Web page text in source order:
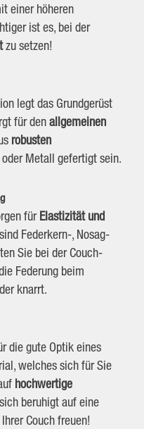
einer höheren
ist es, bei der
zu setzen!
legt das Grundgerüst
für denallgemeinen
robusten
Metall gefertigt sein.
fürElastizität und
Federkern-, Nosag-
Sie bei der Couch-
Federung beim
knarrt.
die gute Optik eines
welches sich für Sie
hochwertige
beruhigt auf eine
Couch freuen!